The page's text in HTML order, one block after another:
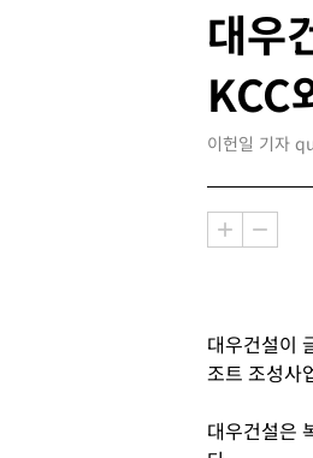
대우
KCC
이헌일 기자
대우건설이
조트 조성사
대우건설은